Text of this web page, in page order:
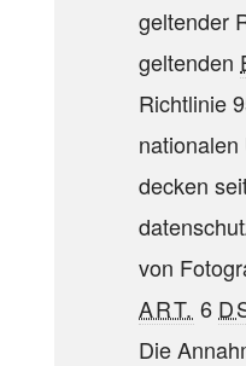
geltender
geltenden
Richtlinie
decken
von
ART. 6
Die